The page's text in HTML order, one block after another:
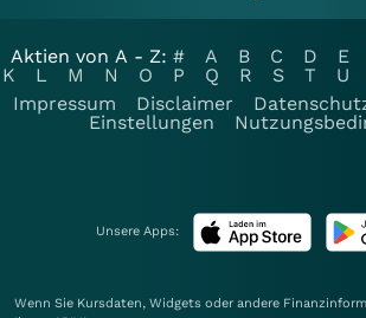
Aktien von A - Z: # A B C D E
K
L M N O P Q R S T U
Impressum
Disclaimer
Einstellungen
Unsere Apps:
Wenn Sie Kursdaten, Widgets oder andere